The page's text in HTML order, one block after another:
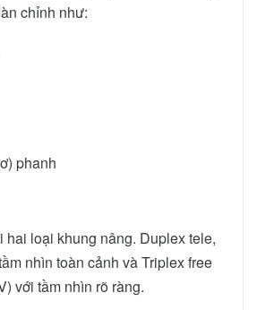
chỉnh như:
phanh
hai loại khung nâng. Duplex tele,
nhìn toàn cảnh và Triplex free
với tầm nhìn rõ ràng.